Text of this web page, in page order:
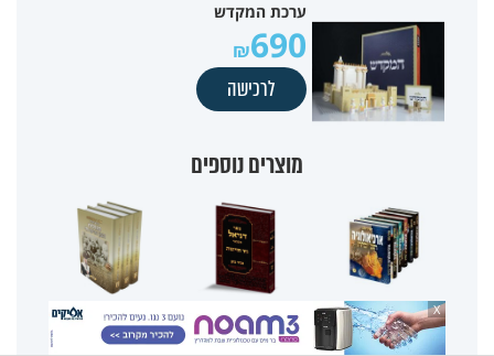
ערכת המקדש
690
לרכישה
מוצרים נוספים
סט ארכיאולוגיה
תנ"כית - הרב זמיר כהן
ספר דניאל - הרב זמיר
כהן
אוצר הסגולות - הרב
יצחק בצרי
X